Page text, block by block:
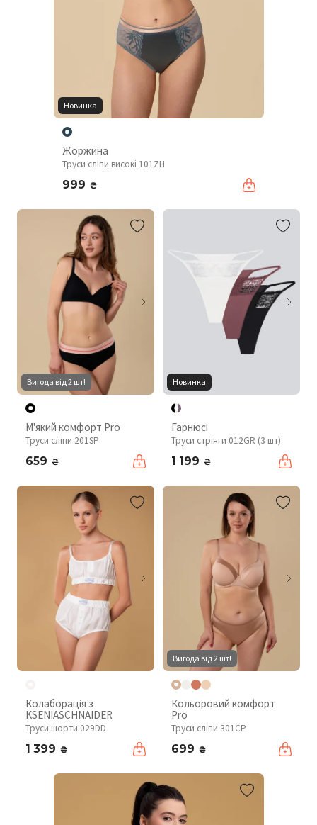
Новинка
Жоржина
Труси сліпи високі 101ZH
999 ₴
Вигода від 2 шт!
М'який комфорт Pro
Труси сліпи 201SP
659 ₴
Новинка
Гарнюсі
Труси стрінги 012GR (3 шт)
1 199 ₴
Колаборація з
KSENIASCHNAIDER
Труси шорти 029DD
1 399 ₴
Вигода від 2 шт!
Кольоровий комфорт
Pro
Труси сліпи 301CP
699 ₴